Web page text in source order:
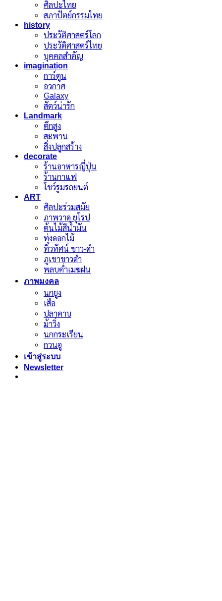
ศิลปะไทย
สภาปัตย์กรรมไทย
history
ประวัติศาสตร์โลก
ประวัติศาสตร์ไทย
บุคคลสำคัญ
imagination
การ์ตูน
อวกาศ
Galaxy
สัตว์น่ารัก
Landmark
ตึกสูง
สะพาน
สิ่งปลูกสร้าง
decorate
ร้านอาหารญี่ปุ่น
ร้านกาแฟ
โชว์รูมรถยนต์
ART
ศิลปะร่วมสมัย
ภาพวาด ยุโรป
ต้นไม้สีน้ำมัน
ทุ่งดอกไม้
ทิวทัศน์ ขาว-ดำ
ภูเขาขาวดำ
พลบค่ำเมฆฝน
ภาพมงคล
นกยูง
เสือ
ปลาคาบ
ม้าวิ่ง
นกกระเรียน
กวนอู
เข้าสู่ระบบ
Newsletter